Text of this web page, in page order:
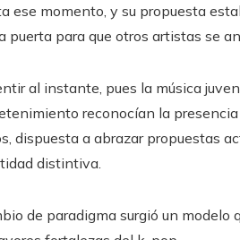
ese momento, y su propuesta
puerta para que otros artistas se
al instante, pues la música
reconocían la
dispuesta a abrazar propuestas
distintiva.
de paradigma surgió un